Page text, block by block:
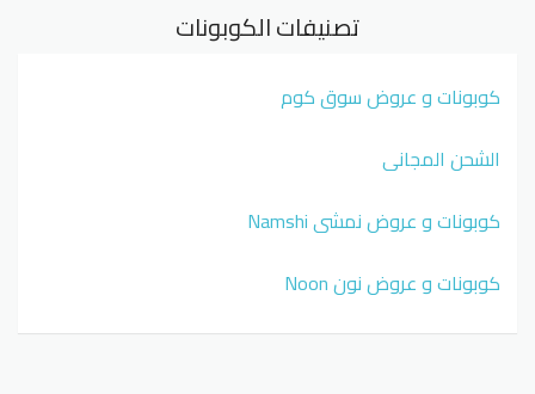
تصنيفات الكوبونات
كوبونات و عروض سوق كوم
الشحن المجاني
كوبونات و عروض نمشي Namshi
كوبونات و عروض نون Noon